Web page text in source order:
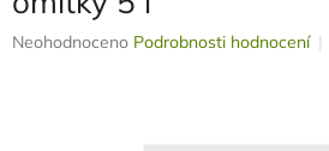
Průměrné
Neohodnoceno Podrobnosti hodnocení